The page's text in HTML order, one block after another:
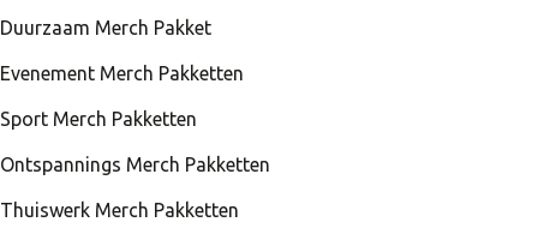
Duurzaam Merch Pakket
Evenement Merch Pakketten
Sport Merch Pakketten
Ontspannings Merch Pakketten
Thuiswerk Merch Pakketten